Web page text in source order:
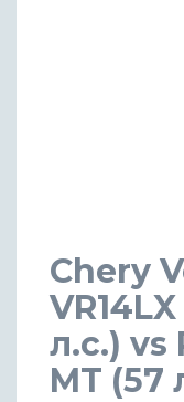
Chery
л.с.) vs
MT (57